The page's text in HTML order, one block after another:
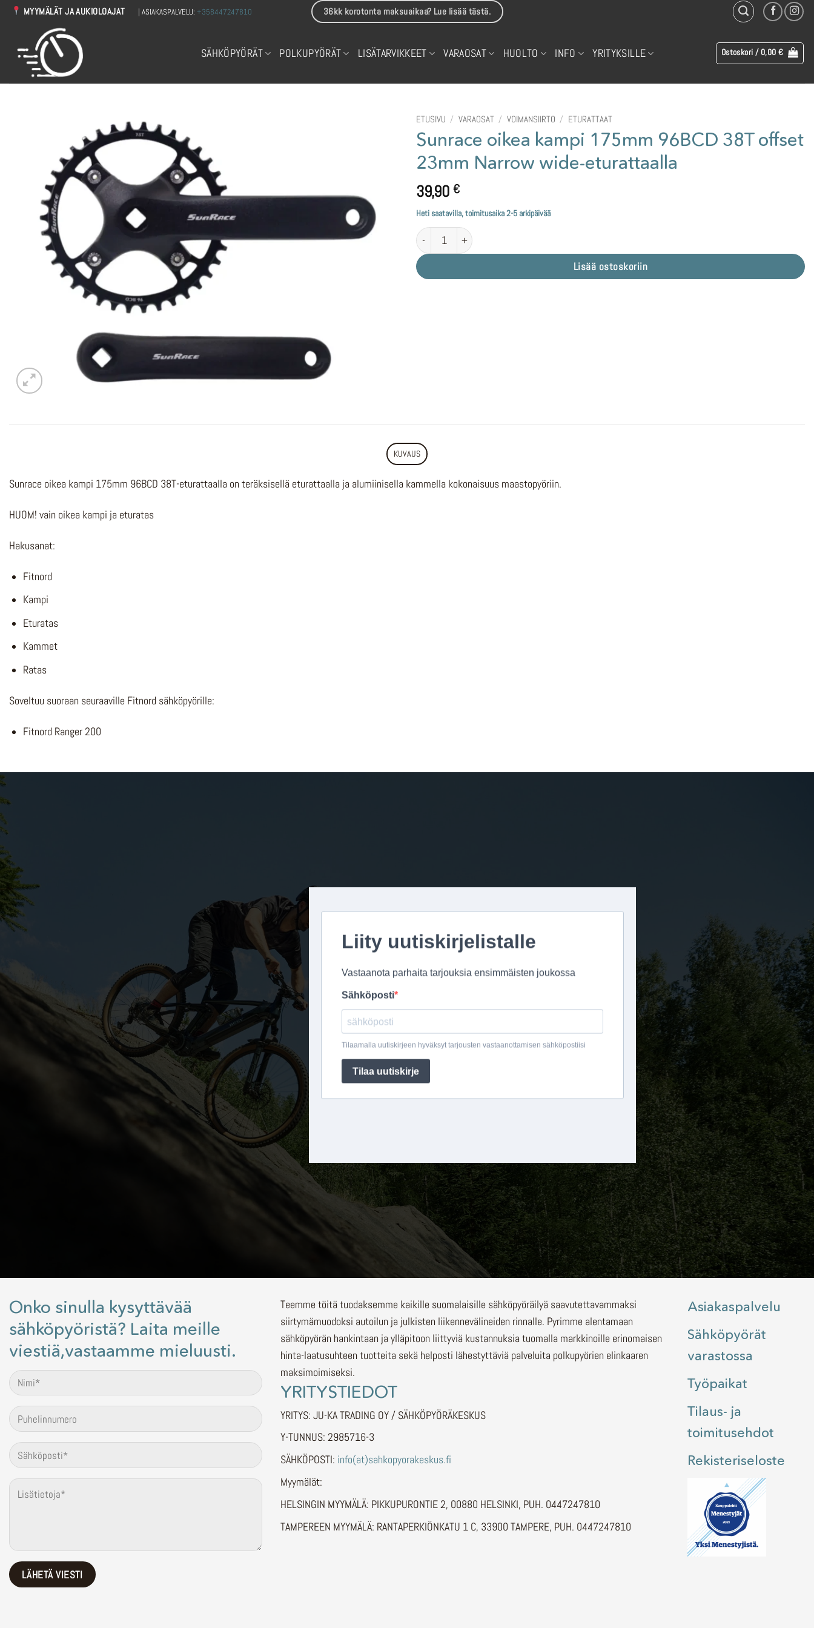
Skip
MYYMÄLÄT JA AUKIOLOAJAT | ASIAKASPALVELU:+358447247810 36kk korotonta maksuaikaa? Lue lisää tästä.
SÄHKÖPYÖRÄT POLKUPYÖRÄT LISÄTARVIKKEET VARAOSAT HUOLTO INFO YRITYKSILLE Ostoskori / 0,00 €
ETUSIVU / VARAOSAT / VOIMANSIIRTO / ETURATTAAT
Sunrace oikea kampi 175mm 96BCD 38T offset
23mm Narrow wide-eturattaalla
39,90 €
Heti saatavilla, toimitusaika 2-5 arkipäivää
Sunrace oikea kampi 175mm 96BCD 38T offset 23mm Narrow wide-eturattaalla määrä
Lisää ostoskoriin
KUVAUS
Sunrace oikea kampi 175mm 96BCD 38T-eturattaalla on teräksisellä eturattaalla ja alumiinisella kammella kokonaisuus maastopyöriin.
HUOM! vain oikea kampi ja eturatas
Hakusanat:
Fitnord
Kampi
Eturatas
Kammet
Ratas
Soveltuu suoraan seuraaville Fitnord sähköpyörille:
Fitnord Ranger 200
Onko sinulla kysyttävää
sähköpyöristä? Laita meille
viestiä,vastaamme mieluusti.
Teemme töitä tuodaksemme kaikille suomalaisille sähköpyöräilyä saavutettavammaksi
siirtymämuodoksi autoilun ja julkisten liikennevälineiden rinnalle. Pyrimme alentamaan
sähköpyörän hankintaan ja ylläpitoon liittyviä kustannuksia tuomalla markkinoille erinomaisen
hinta-laatusuhteen tuotteita sekä helposti lähestyttäviä palveluita polkupyörien elinkaaren
maksimoimiseksi.
YRITYSTIEDOT
YRITYS: JU-KA TRADING OY / SÄHKÖPYÖRÄKESKUS
Y-TUNNUS: 2985716-3
SÄHKÖPOSTI: info(at)sahkopyorakeskus.fi
Myymälät:
HELSINGIN MYYMÄLÄ: PIKKUPURONTIE 2, 00880 HELSINKI, PUH. 0447247810
TAMPEREEN MYYMÄLÄ: RANTAPERKIÖNKATU 1 C, 33900 TAMPERE, PUH. 0447247810
Asiakaspalvelu
Sähköpyörät
varastossa
Työpaikat
Tilaus- ja
toimitusehdot
Rekisteriseloste